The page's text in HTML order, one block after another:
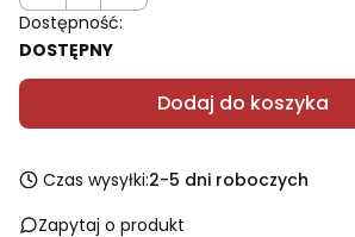
Dostępność:
DOSTĘPNY
Dodaj do koszyka
Czas wysyłki:2-5 dni roboczych
Zapytaj o produkt